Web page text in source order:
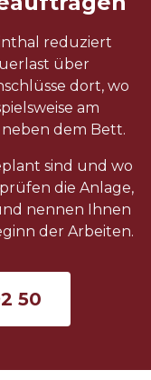
reduziert
über
dort, wo
am
dem Bett.
sind und wo
die Anlage,
nennen Ihnen
der Arbeiten.
50